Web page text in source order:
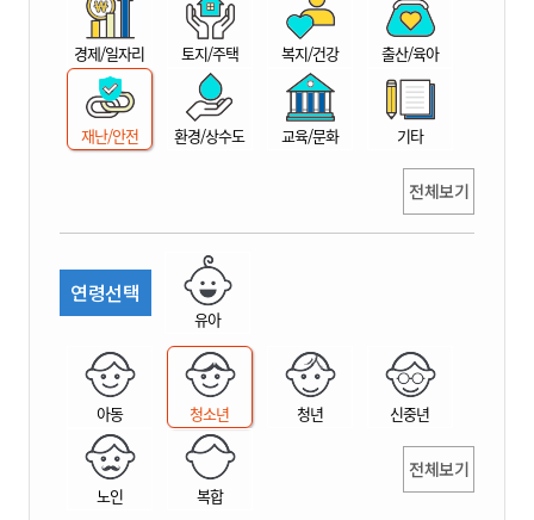
산
경제/일자리 토지/주택 복지/건강 출산/육아
재난/안전 환경/상수도 교육/문화 기타
전체보기
연령선택
유아
아동 청소년 청년 신중년
노인 복합
전체보기